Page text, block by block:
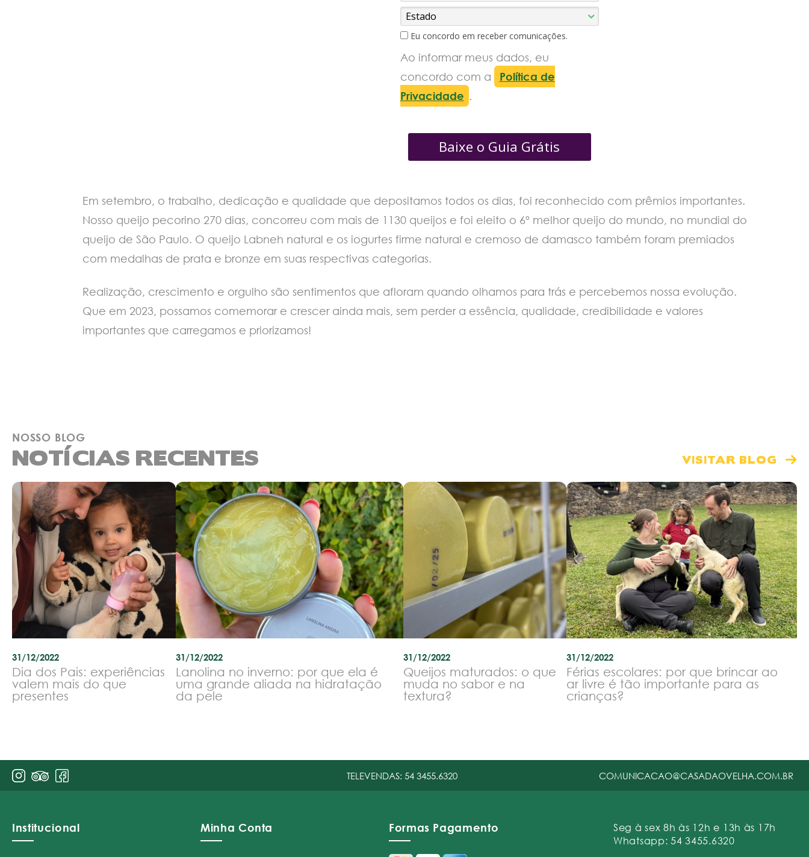
Eu concordo em receber comunicações.
Ao informar meus dados, eu
concordo com a
Política de
Privacidade .
Baixe o Guia Grátis
Em setembro, o trabalho, dedicação e qualidade que depositamos todos os dias, foi reconhecido com prêmios importantes.
Nosso queijo pecorino 270 dias, concorreu com mais de 1130 queijos e foi eleito o 6º melhor queijo do mundo, no mundial do
queijo de São Paulo. O queijo Labneh natural e os iogurtes firme natural e cremoso de damasco também foram premiados
com medalhas de prata e bronze em suas respectivas categorias.
Realização, crescimento e orgulho são sentimentos que afloram quando olhamos para trás e percebemos nossa evolução.
Que em 2023, possamos comemorar e crescer ainda mais, sem perder a essência, qualidade, credibilidade e valores
importantes que carregamos e priorizamos!
NOSSO BLOG
NOTÍCIAS RECENTES VISITAR BLOG
31/12/2022
Dia dos Pais: experiências
valem mais do que
presentes
31/12/2022
Lanolina no inverno: por que ela é
uma grande aliada na hidratação
da pele
31/12/2022
Queijos maturados: o que
muda no sabor e na
textura?
31/12/2022
Férias escolares: por que brincar ao
ar livre é tão importante para as
crianças?
TELEVENDAS: 54 3455.6320 COMUNICACAO@CASADAOVELHA.COM.BR
Institucional Minha Conta Formas Pagamento
Seg à sex 8h às 12h e 13h às 17h
Whatsapp: 54 3455.6320